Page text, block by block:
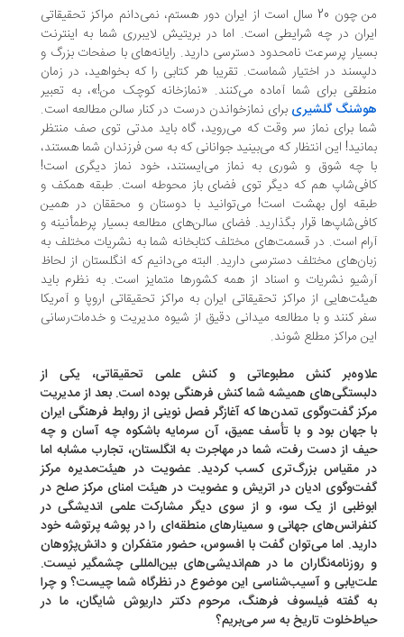
من چون 20 سال است از ایران دور هستم، نمی‌دانم مراکز تحقیقاتی
در چه شرایطی است. اما در بریتیش لایبرری شما به اینترنت
پر‌سرعت نامحدود دسترسی دارید. رایانه‌های با صفحات بزرگ و
در اختیار شماست. تقریبا هر کتابی را که بخواهید، در زمان
برای شما آماده می‌کنند. «نمازخانه کوچک من!»، به تعبیر
گلشیریبرای نماز‌خواندن درست در کنار سالن مطالعه است.
برای نماز سر وقت که می‌روید، گاه باید مدتی توی صف منتظر
این انتظار که می‌بینید جوانانی که به سن فرزندان شما هستند،
چه شوق و شوری به نماز می‌ایستند، خود نماز دیگری است!
هم که دیگر توی فضای باز محوطه است. طبقه همکف و
اول بهشت است! می‌توانید با دوستان و محققان در همین
قرار بگذارید. فضای سالن‌های مطالعه بسیار پرطمأنینه و
است. در قسمت‌های مختلف کتابخانه شما به نشریات مختلف به
مختلف دسترسی دارید. البته می‌دانیم که انگلستان از لحاظ
نشریات و اسناد از همه کشور‌ها متمایز است. به نظرم باید
از مراکز تحقیقاتی ایران به مراکز تحقیقاتی اروپا و آمریکا
کنند و با مطالعه میدانی دقیق از شیوه مدیریت و خدمات‌رسانی
مراکز مطلع شوند.
کنش مطبوعاتی و کنش علمی تحقیقاتی، یکی از
همیشه شما کنش فرهنگی بوده است. بعد از مدیریت
گفت‌وگوی تمدن‌ها که آغازگر فصل نوینی از روابط فرهنگی ایران
جهان بود و با تأسف عمیق، آن سرمایه باشکوه چه آسان و چه
از دست رفت، شما در مهاجرت به انگلستان، تجارب مشابه اما
مقیاس بزرگ‌تری کسب کردید. عضویت در هیئت‌مدیره مرکز
ادیان در اتریش و عضویت در هیئت امنای مرکز صلح در
از یک سو، و از سوی دیگر مشارکت علمی اندیشگی در
جهانی و سمینارهای منطقه‌ای را در پوشه پر‌‌توشه خود
اما می‌توان گفت با افسوس، حضور متفکران و دانش‌پژوهان
ما در هم‌‌اندیشی‌های بین‌المللی چشمگیر نیست.
و آسیب‌شناسی این موضوع در نظرگاه شما چیست؟ و چرا
گفته فیلسوف فرهنگ، مرحوم دکتر داریوش شایگان، ما در
تاریخ به سر می‌بریم؟